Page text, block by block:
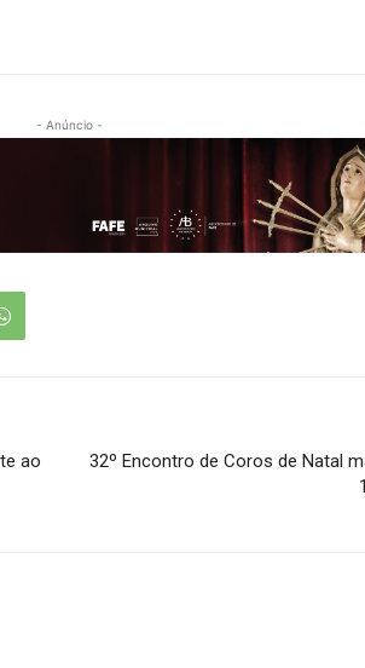
- Anúncio -
ao
32º Encontro de Coros de Natal